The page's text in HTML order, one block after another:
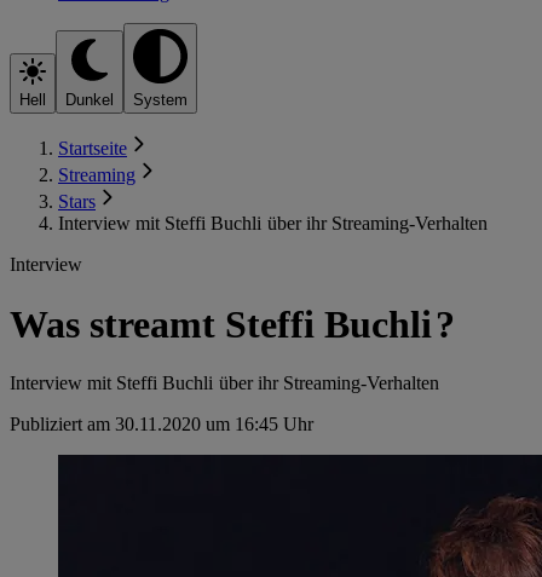
Hell Dunkel System
Startseite
Streaming
Stars
Interview mit Steffi Buchli über ihr Streaming-Verhalten
Interview
Was streamt Steffi Buchli ?
Interview mit Steffi Buchli über ihr Streaming-Verhalten
Publiziert am 30.11.2020 um 16:45 Uhr